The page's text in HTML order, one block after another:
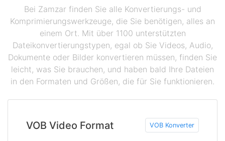
Bei Zamzar finden Sie alle Konvertierungs- und
Komprimierungswerkzeuge, die Sie benötigen, alles an
einem Ort. Mit über 1100 unterstützten
Dateikonvertierungstypen, egal ob Sie Videos, Audio,
Dokumente oder Bilder konvertieren müssen, finden Sie
leicht, was Sie brauchen, und haben bald Ihre Dateien
in den Formaten und Größen, die für Sie funktionieren.
VOB Video Format VOB Konverter